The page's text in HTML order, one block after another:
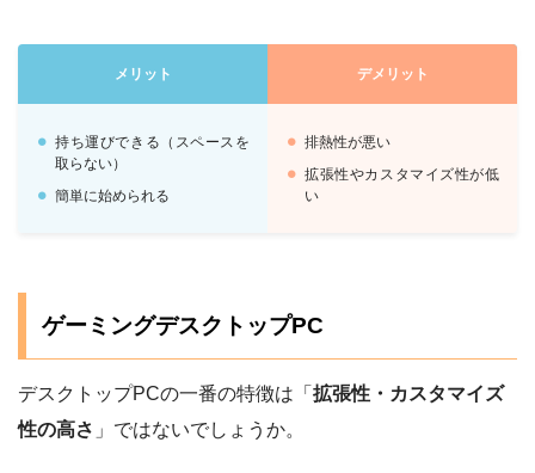
メリット デメリット
持ち運びできる（スペースを
取らない）
簡単に始められる
排熱性が悪い
拡張性やカスタマイズ性が低
い
ゲーミングデスクトップPC
デスクトップPCの一番の特徴は「 拡張性・カスタマイズ
性の高さ 」ではないでしょうか。